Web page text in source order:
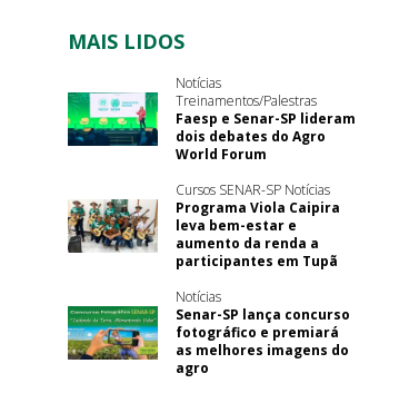
MAIS LIDOS
Notícias
Treinamentos/Palestras
Faesp e Senar-SP lideram
dois debates do Agro
World Forum
Cursos SENAR-SP Notícias
Programa Viola Caipira
leva bem-estar e
aumento da renda a
participantes em Tupã
Notícias
Senar-SP lança concurso
fotográfico e premiará
as melhores imagens do
agro